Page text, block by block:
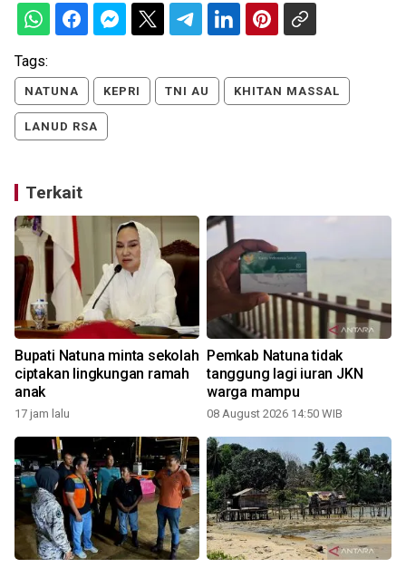
Tags:
NATUNA KEPRI TNI AU KHITAN MASSAL
LANUD RSA
Terkait
Bupati Natuna minta sekolah
ciptakan lingkungan ramah
anak
17 jam lalu
Pemkab Natuna tidak
tanggung lagi iuran JKN
warga mampu
08 August 2026 14:50 WIB